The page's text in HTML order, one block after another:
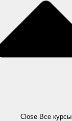
Close Все курсы